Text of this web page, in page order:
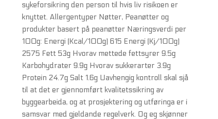
sykeforsikring den person til hvis liv risikoen er
knyttet. Allergentyper Nøtter, Peanøtter og
produkter basert på peanøtter Næringsverdi per
100g: Energi (Kcal/100g) 615 Energi (Kj/100g)
2575 Fett 53g Hvorav mettede fettsyrer 9.5g
Karbohydrater 9.9g Hvorav sukkerarter 3.9g
Protein 24.7g Salt 1.6g Uavhengig kontroll skal sjå
til at det er gjennomført kvalitetssikring av
byggearbeida, og at prosjektering og utføringa er i
samsvar med gjeldande regelverk. Og eg skjønner